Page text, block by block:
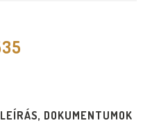
LEÍRÁS, DOKUMENTUMOK